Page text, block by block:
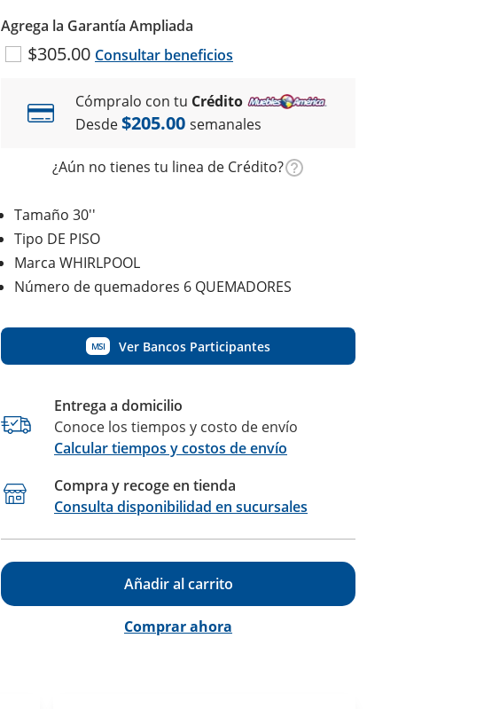
Agrega la Garantía Ampliada
$305.00 Consultar beneficios
Cómpralo con tu Crédito
Desde$205.00 semanales
¿Aún no tienes tu linea de Crédito?
Tamaño 30''
Tipo DE PISO
Marca WHIRLPOOL
Número de quemadores 6 QUEMADORES
MSI Ver Bancos Participantes
Entrega a domicilio
Conoce los tiempos y costo de envío
Calcular tiempos y costos de envío
Compra y recoge en tienda
Consulta disponibilidad en sucursales
Añadir al carrito
Comprar ahora